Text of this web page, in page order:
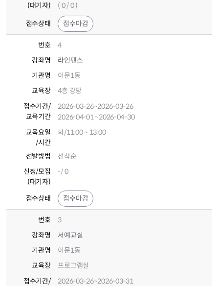
(대기자)
( 0 / 0 )
접수상태 접수마감
번호
4
강좌명
라인댄스
기관명
이문1동
교육장
4층 강당
접수기간/
교육기간
2026-03-26~2026-03-26
2026-04-01 ~2026-04-30
교육요일
/시간
화/11:00 ~ 13:00
선발방법
선착순
신청/모집
(대기자)
-/ 0
접수상태 접수마감
번호
3
강좌명
서예교실
기관명
이문1동
교육장
프로그램실
접수기간/
2026-03-26~2026-03-31